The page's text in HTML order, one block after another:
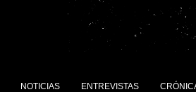
NOTICIAS ENTREVISTAS